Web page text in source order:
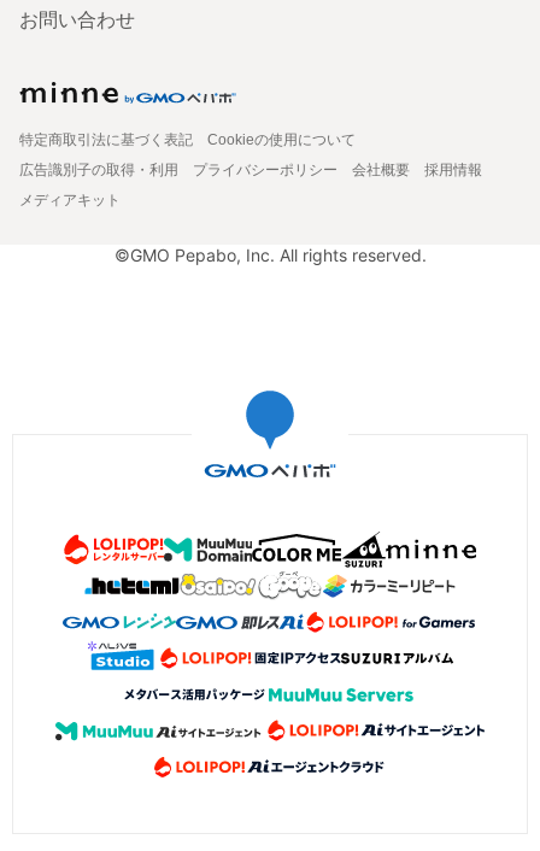
お問い合わせ
特定商取引法に基づく表記
Cookieの使用について
広告識別子の取得・利用
プライバシーポリシー 会社概要
採用情報
メディアキット
©GMO Pepabo, Inc. All rights reserved.